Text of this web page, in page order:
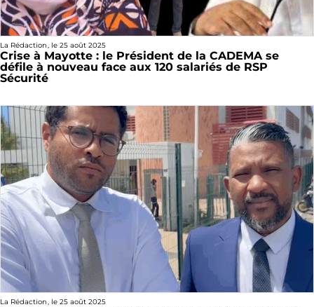
La Rédaction, le 25 août 2025
Crise à Mayotte : le Président de la CADEMA se
défile à nouveau face aux 120 salariés de RSP
Sécurité
La Rédaction, le 25 août 2025